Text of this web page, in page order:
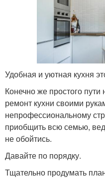
Удобная и уютная кухня
Конечно же простого пути
ремонт кухни своими
непрофессиональному
приобщить всю семью,
не обойтись.
Давайте по порядку.
Тщательно продумать